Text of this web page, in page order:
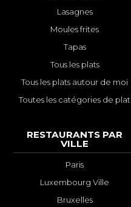
Lasagnes
Moules frites
Tapas
Tous les plats
Tous les plats autour de moi
Toutes les catégories de plat
RESTAURANTS PAR
VILLE
Paris
Luxembourg Ville
Bruxelles